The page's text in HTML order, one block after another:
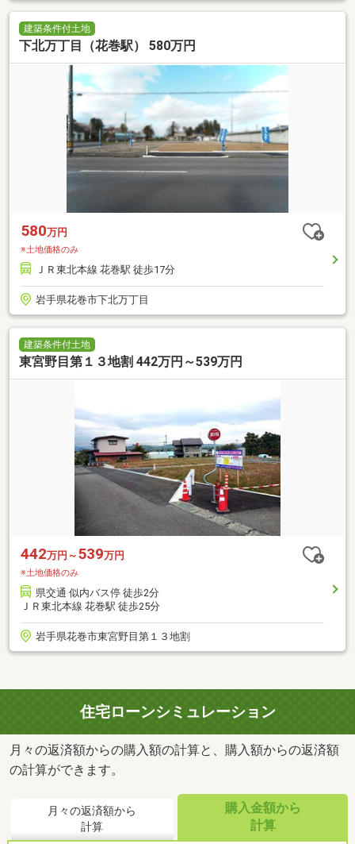
建築条件付土地
下北万丁目（花巻駅） 580万円
580万円
※土地価格のみ
ＪＲ東北本線 花巻駅 徒歩17分
岩手県花巻市下北万丁目
建築条件付土地
東宮野目第１３地割 442万円～539万円
442万円～ 539万円
※土地価格のみ
県交通 似内バス停 徒歩2分
ＪＲ東北本線 花巻駅 徒歩25分
岩手県花巻市東宮野目第１３地割
住宅ローンシミュレーション
月々の返済額からの購入額の計算と、購入額からの返済額
の計算ができます。
月々の返済額から
計算
購入金額から
計算